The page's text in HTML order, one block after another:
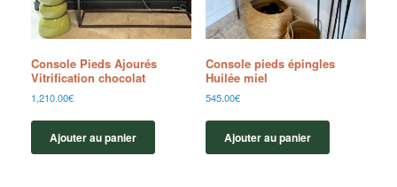
Console Pieds Ajourés
Vitrification chocolat
1,210.00€
Ajouter au panier
Console pieds épingles
Huilée miel
545.00€
Ajouter au panier